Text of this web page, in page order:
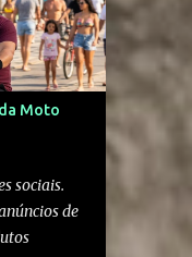
A
historiador
Ele é
do
História
Paulo e
University.
e
Moto
sociais.
de